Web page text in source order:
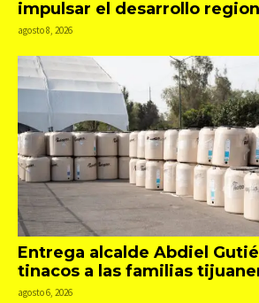
impulsar el desarrollo
agosto 8, 2026
Entrega alcalde Abdiel
tinacos a las familias
agosto 6, 2026